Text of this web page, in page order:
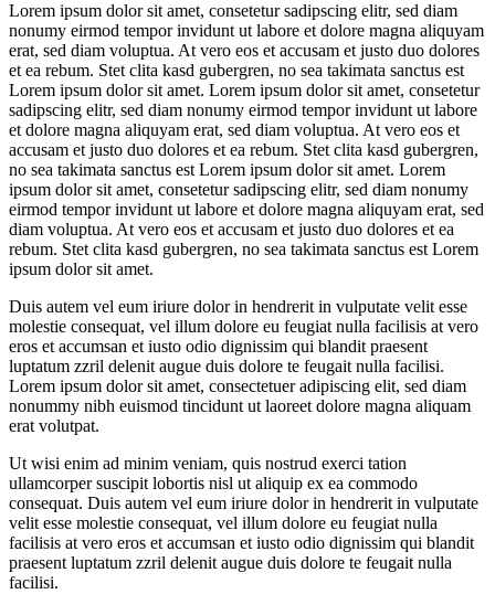
Lorem ipsum dolor sit amet, consetetur sadipscing elitr, sed diam
nonumy eirmod tempor invidunt ut labore et dolore magna aliquyam
erat, sed diam voluptua. At vero eos et accusam et justo duo dolores
et ea rebum. Stet clita kasd gubergren, no sea takimata sanctus est
Lorem ipsum dolor sit amet. Lorem ipsum dolor sit amet, consetetur
sadipscing elitr, sed diam nonumy eirmod tempor invidunt ut labore
et dolore magna aliquyam erat, sed diam voluptua. At vero eos et
accusam et justo duo dolores et ea rebum. Stet clita kasd gubergren,
no sea takimata sanctus est Lorem ipsum dolor sit amet. Lorem
ipsum dolor sit amet, consetetur sadipscing elitr, sed diam nonumy
eirmod tempor invidunt ut labore et dolore magna aliquyam erat, sed
diam voluptua. At vero eos et accusam et justo duo dolores et ea
rebum. Stet clita kasd gubergren, no sea takimata sanctus est Lorem
ipsum dolor sit amet.
Duis autem vel eum iriure dolor in hendrerit in vulputate velit esse
molestie consequat, vel illum dolore eu feugiat nulla facilisis at vero
eros et accumsan et iusto odio dignissim qui blandit praesent
luptatum zzril delenit augue duis dolore te feugait nulla facilisi.
Lorem ipsum dolor sit amet, consectetuer adipiscing elit, sed diam
nonummy nibh euismod tincidunt ut laoreet dolore magna aliquam
erat volutpat.
Ut wisi enim ad minim veniam, quis nostrud exerci tation
ullamcorper suscipit lobortis nisl ut aliquip ex ea commodo
consequat. Duis autem vel eum iriure dolor in hendrerit in vulputate
velit esse molestie consequat, vel illum dolore eu feugiat nulla
facilisis at vero eros et accumsan et iusto odio dignissim qui blandit
praesent luptatum zzril delenit augue duis dolore te feugait nulla
facilisi.